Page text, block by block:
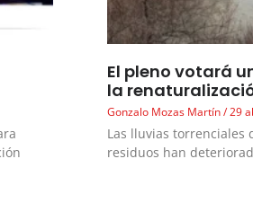
El pleno votará
la
Gonzalo Mozas Martín 29
Las lluvias torrenciales
residuos han